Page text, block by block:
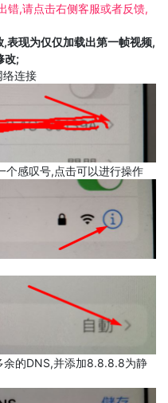
错,请点击右侧客服或者反馈,
表现为仅仅加载出第一帧视频,
改;
络连接
个感叹号,点击可以进行操作
余的DNS,并添加8.8.8.8为静